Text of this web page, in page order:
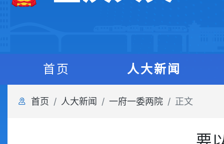
首页 人大新闻
首页 人大新闻 一府一委两院 正文